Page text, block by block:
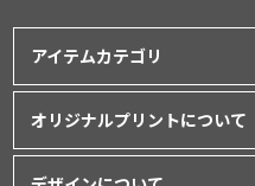
アイテムカテゴリ
ポロシャツ│ スポーツウェア
オリジナルプリントについて